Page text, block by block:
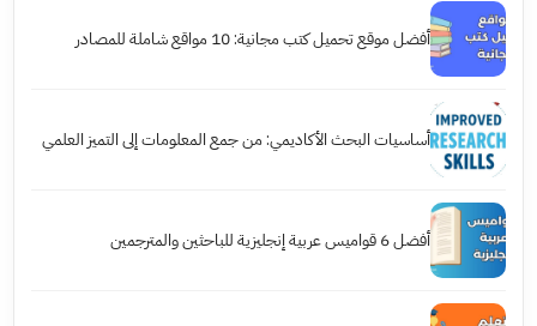
أفضل موقع تحميل كتب مجانية: 10 مواقع شاملة للمصادر
أساسيات البحث الأكاديمي: من جمع المعلومات إلى التميز العلمي
أفضل 6 قواميس عربية إنجليزية للباحثين والمترجمين